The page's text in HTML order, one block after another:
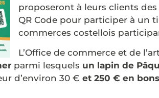
proposeront à leurs clients
QR Code pour participer à un
commerces costellois
L’Office de commerce et de
parmi lesquels un lapin de
d’environ 30 € et 250 € en